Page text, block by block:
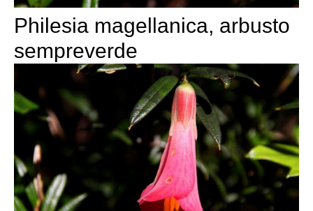
Philesia magellanica, arbusto
sempreverde